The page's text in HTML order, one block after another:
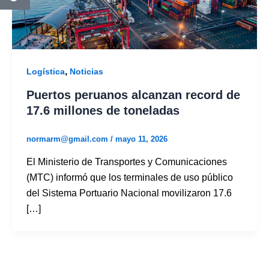
Logística, Noticias
Puertos peruanos alcanzan record de
17.6 millones de toneladas
normarm@gmail.com / mayo 11, 2026
El Ministerio de Transportes y Comunicaciones
(MTC) informó que los terminales de uso público
del Sistema Portuario Nacional movilizaron 17.6
[…]